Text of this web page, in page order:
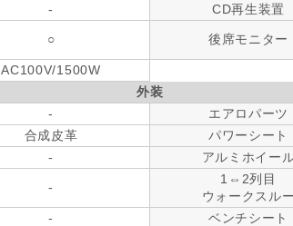
- CD再生装置
○ 後席モニター
AC100V/1500W
外装
- エアロパーツ
合成皮革 パワーシート
- アルミホイー
-
1⇔2列目
ウォークスルー
- ベンチシート